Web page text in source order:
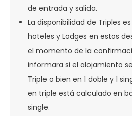
de entrada y salida.
La disponibilidad de Triples
hoteles y Lodges en estos
el momento de la
informara si el alojamiento
Triple o bien en 1 doble y 1
en triple está calculado en
single.